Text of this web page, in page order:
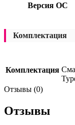
Версия ОС
Комплектация
Комплектация
Отзывы (0)
Отзывы